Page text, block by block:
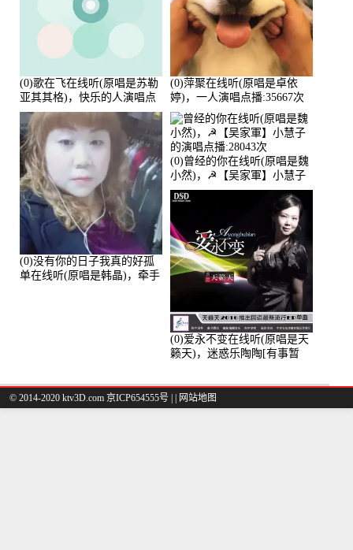
(0)歌在飞在线听(原唱是苏勒
亚其其格)，快乐的人演唱点
播:36次
(0)萍聚在线听(原唱是卓依
婷)，一人演唱点播:35667次
(0)没有你的日子我真的好孤
单在线听(原唱是韩晶)，牵手
(0)曾经的你在线听(原唱是魏
小然)，☭【吴家軍】小慧子
的演唱点播:28043次
(0)爱永不变在线听(原唱是天
籁天)，迷惑乐陶陶[有事暂
© 2014-2020 ktv3D.com 京ICP654555号 | 网站地图